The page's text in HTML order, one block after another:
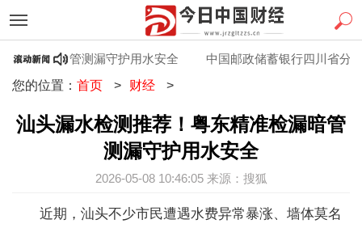
检漏暗管测漏守护用水安全
中国邮政储蓄银行四川省分行
您的位置： 首页 > 财经 >
汕头漏水检测推荐！粤东精准检漏暗管
测漏守护用水安全
2026-05-08 10:46:05 来源：搜狐
近期，汕头不少市民遭遇水费异常暴涨、墙体莫名